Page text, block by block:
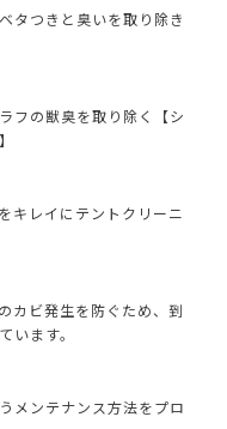
タつきと臭いを取り除き
フの獣臭を取り除く【シ
キレイにテントクリーニ
カビ発生を防ぐため、到
います。
メンテナンス方法をプロ